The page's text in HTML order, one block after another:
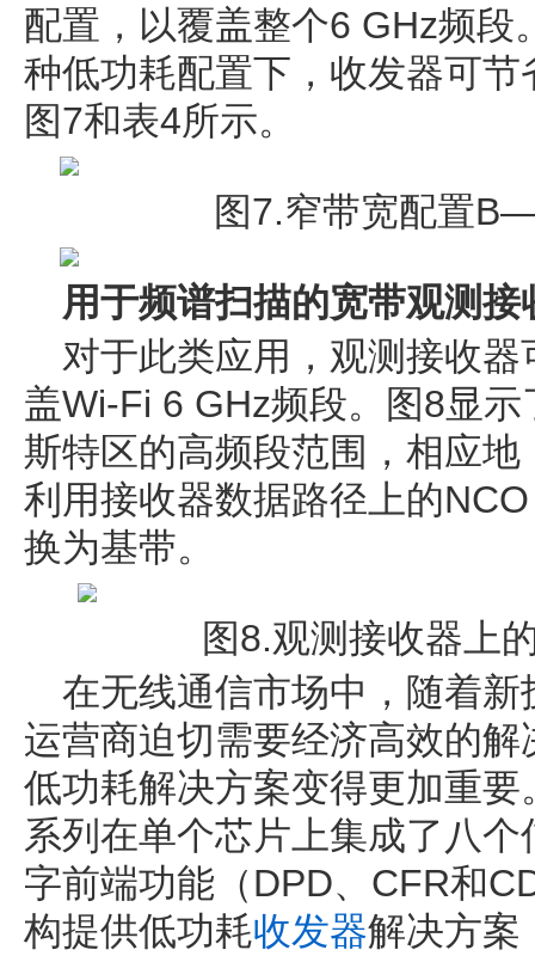
配置，以覆盖整个6 GHz频段
种低功耗配置下，收发器可
图7和表4所示。
图7.窄带宽配置
用于频谱扫描的宽带观测接
对于此类应用，观测接收
盖Wi-Fi 6 GHz频段。图8显
斯特区的高频段范围，相应
利用接收器数据路径上的
换为基带。
图8.观测接收器上
在无线通信市场中，随着
运营商迫切需要经济高效的
低功耗解决方案变得更加重
系列在单个芯片上集成了八
字前端功能（DPD、CFR和
构提供低功耗收发器解决方案